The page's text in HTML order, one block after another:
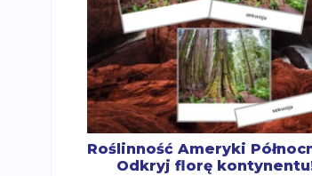
Roślinność Ameryki
Odkryj florę